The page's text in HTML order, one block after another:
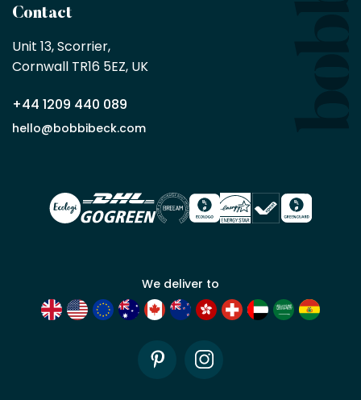
sans
minimum
en
partenaire
commercial
Demander
un compte
Contact
Unit 13, Scorrier,
Cornwall TR16 5EZ, UK
+44 1209 440 089
hello@bobbibeck.com
We deliver to
PinterestInstagram